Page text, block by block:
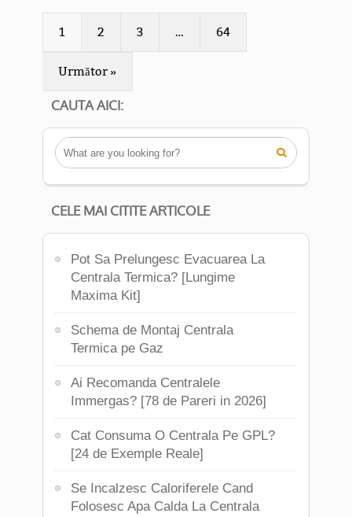
1 2 3 … 64
Următor »
CAUTA AICI:

CELE MAI CITITE ARTICOLE
Pot Sa Prelungesc Evacuarea La
Centrala Termica? [Lungime
Maxima Kit]
Schema de Montaj Centrala
Termica pe Gaz
Ai Recomanda Centralele
Immergas? [78 de Pareri in 2026]
Cat Consuma O Centrala Pe GPL?
[24 de Exemple Reale]
Se Incalzesc Caloriferele Cand
Folosesc Apa Calda La Centrala